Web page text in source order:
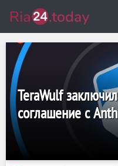
TeraWulf
соглашение с